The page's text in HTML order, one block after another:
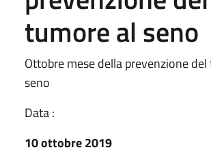
tumore al seno
Ottobre mese della prevenzione
seno
Data :
10 ottobre 2019